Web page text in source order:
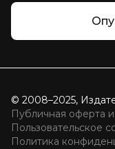
© 2008–2025,
Публичная оферта
Пользовательское
Политика